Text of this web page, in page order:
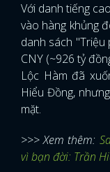
Với danh tiếng
vào hàng khủng
danh sách "Triệu
CNY (~926 tỷ
Lộc Hàm đã
Hiểu Đồng,
mặt.
>>> Xem thêm:
vì bạn đời: Trần